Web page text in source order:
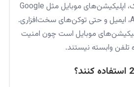
استفاده می‌کنند؛ پیامک، اپلیکیشن‌های موبایل مثل Google
Authenticator یا Authy، ایمیل و حتی توکن‌های سخت‌افزاری.
موبایل است چون امنیت
تلفن وابسته نیستند.